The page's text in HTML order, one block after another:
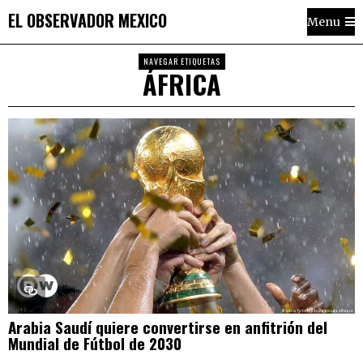
EL OBSERVADOR MEXICO Menu
NAVEGAR ETIQUETAS
ÁFRICA
Arabia Saudí quiere convertirse en anfitrión del
Mundial de Fútbol de 2030